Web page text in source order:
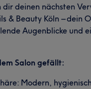
dir deinen nächsten
& Beauty Köln – dein
Augenblicke und
Salon gefällt:
Modern,